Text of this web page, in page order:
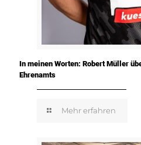
In meinen Worten: Robert Müller
Ehrenamts
Mehr erfahren